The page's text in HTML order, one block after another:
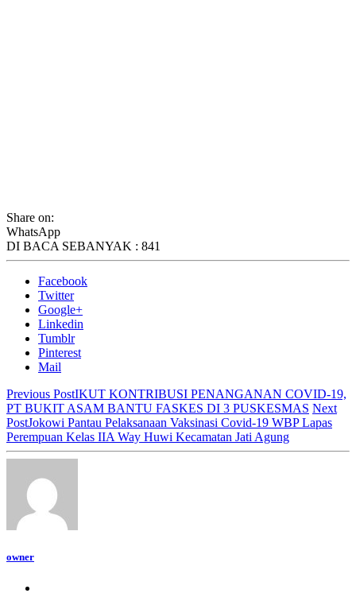
Share on:
WhatsApp
DI BACA SEBANYAK : 841
Facebook
Twitter
Google+
Linkedin
Tumblr
Pinterest
Mail
Previous PostIKUT KONTRIBUSI PENANGANAN COVID-19,
PT BUKIT ASAM BANTU FASKES DI 3 PUSKESMAS Next
PostJokowi Pantau Pelaksanaan Vaksinasi Covid-19 WBP Lapas
Perempuan Kelas IIA Way Huwi Kecamatan Jati Agung
owner